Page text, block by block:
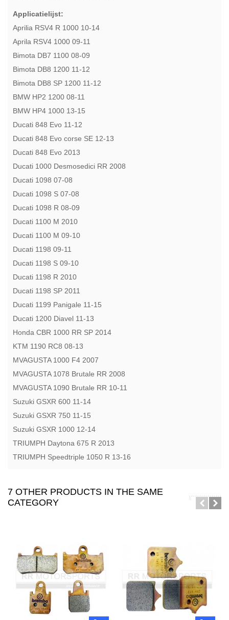
Applicatielijst:
Aprilia RSV4 R 1000 10-14
Aprila RSV4 1000 09-11
Bimota DB7 1100 08-09
Bimota DB8 1200 11-12
Bimota DB8 SP 1200 11-12
BMW HP2 1200 08-11
BMW HP4 1000 13-15
Ducati 848 Evo 11-12
Ducati 848 Evo corse SE 12-13
Ducati 848 Evo 2013
Ducati 1000 Desmosedici RR 2008
Ducati 1098 07-08
Ducati 1098 S 07-08
Ducati 1098 R 08-09
Ducati 1100 M 2010
Ducati 1100 M 09-10
Ducati 1198 09-11
Ducati 1198 S 09-10
Ducati 1198 R 2010
Ducati 1198 SP 2011
Ducati 1199 Panigale 11-15
Ducati 1200 Diavel 11-13
Honda CBR 1000 RR SP 2014
KTM 1190 RC8 08-13
MVAGUSTA 1000 F4 2007
MVAGUSTA 1078 Brutale RR 2008
MVAGUSTA 1090 Brutale RR 10-11
Suzuki GSXR 600 11-14
Suzuki GSXR 750 11-15
Suzuki GSXR 1000 12-14
TRIUMPH Daytona 675 R 2013
TRIUMPH Speedtriple 1050 R 13-16
7 OTHER PRODUCTS IN THE SAME
CATEGORY